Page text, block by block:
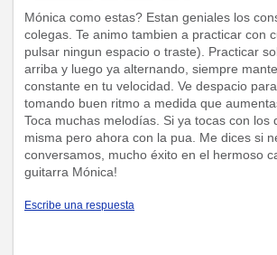
Mónica como estas? Estan geniales los
colegas. Te animo tambien a practicar con
pulsar ningun espacio o traste). Practicar
arriba y luego ya alternando, siempre
constante en tu velocidad. Ve despacio
tomando buen ritmo a medida que
Toca muchas melodías. Si ya tocas con los
misma pero ahora con la pua. Me dices si
conversamos, mucho éxito en el hermoso
guitarra Mónica!
Escribe una respuesta